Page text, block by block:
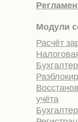
Модули
Расчёт
учёта